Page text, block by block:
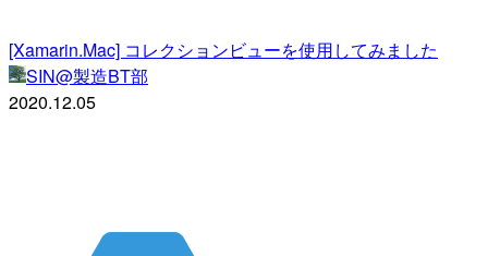
[Xamarin.Mac] コレクションビューを使用してみました
SIN@製造BT部
2020.12.05